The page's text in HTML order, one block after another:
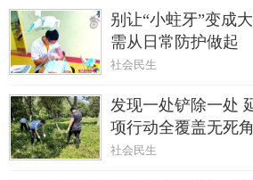
别让“小蛀牙”变成
需从日常防护做起
社会民生
发现一处铲除一处
项行动全覆盖无死角
社会民生